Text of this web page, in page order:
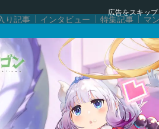
広告をスキップ
り記事 インタビュー 特集記事 マ